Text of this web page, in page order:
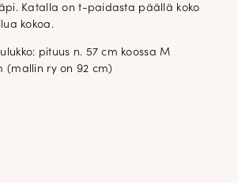
Katalla on t-paidasta päällä koko
kokoa.
pituus n. 57 cm koossa M
(mallin ry on 92 cm)